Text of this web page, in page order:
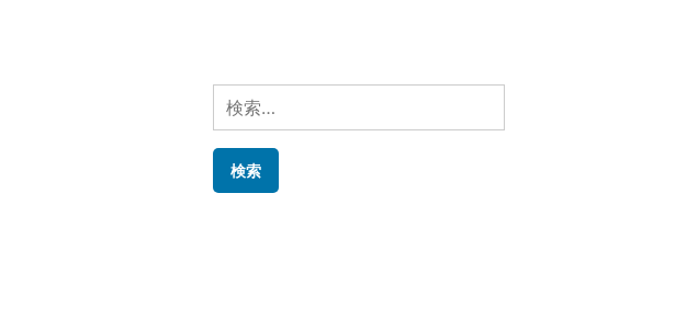
ー
ト”
検
索: